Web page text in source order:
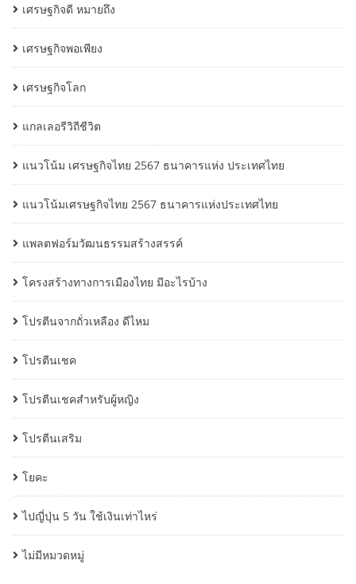
เศรษฐกิจดี หมายถึง
เศรษฐกิจพอเพียง
เศรษฐกิจโลก
แกลเลอรีวิถีชีวิต
แนวโน้ม เศรษฐกิจไทย 2567 ธนาคารแห่ง ประเทศไทย
แนวโน้มเศรษฐกิจไทย 2567 ธนาคารแห่งประเทศไทย
แพลตฟอร์มวัฒนธรรมสร้างสรรค์
โครงสร้างทางการเมืองไทย มีอะไรบ้าง
โปรตีนจากถั่วเหลือง ดีไหม
โปรตีนเชค
โปรตีนเชคสำหรับผู้หญิง
โปรตีนเสริม
โยคะ
ไปญี่ปุ่น 5 วัน ใช้เงินเท่าไหร่
ไม่มีหมวดหมู่